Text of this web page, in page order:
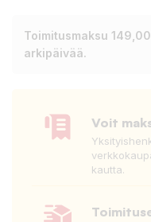
Toimitusmaksu
arkipäivää.
Voit
kautta.